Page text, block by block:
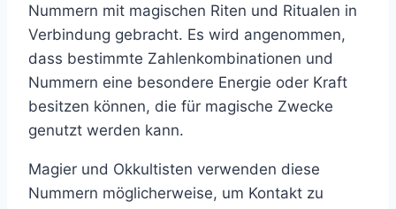
Nummern mit magischen Riten und Ritualen in
Verbindung gebracht. Es wird angenommen,
dass bestimmte Zahlenkombinationen und
Nummern eine besondere Energie oder Kraft
besitzen können, die für magische Zwecke
genutzt werden kann.
Magier und Okkultisten verwenden diese
Nummern möglicherweise, um Kontakt zu